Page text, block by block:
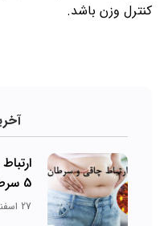
کنترل وزن باشد.
5 سرطان کشنده می شود!
27 اسفند 1403